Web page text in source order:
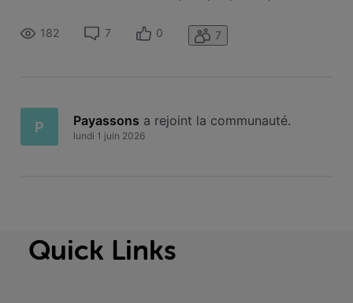
coupures de quelques minutes. La connexion se coupe
totalement puis revie
182 7 0 7
P Payassons a rejoint la communauté.
lundi 1 juin 2026
Quick Links